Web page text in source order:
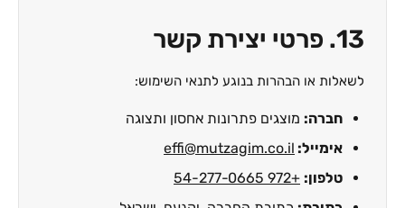
13. פרטי יצירת קשר
לשאלות או הבהרות בנוגע לתנאי השימוש:
חברה: מוצגים פתרונות אחסון ותצוגה
אימייל: effi@mutzagim.co.il
טלפון: +972 54-277-0665